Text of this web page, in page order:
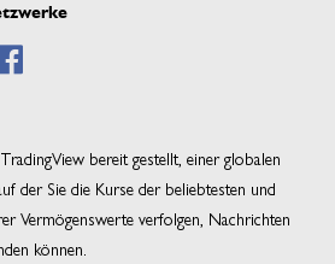
bereit gestellt, einer globalen
der Sie die Kurse der beliebtesten und
Vermögenswerte verfolgen, Nachrichten
können.